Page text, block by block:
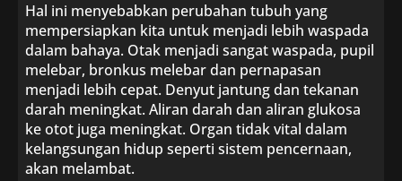
Hal ini menyebabkan perubahan tubuh yang
mempersiapkan kita untuk menjadi lebih waspada
dalam bahaya. Otak menjadi sangat waspada, pupil
melebar, bronkus melebar dan pernapasan
menjadi lebih cepat. Denyut jantung dan tekanan
darah meningkat. Aliran darah dan aliran glukosa
ke otot juga meningkat. Organ tidak vital dalam
kelangsungan hidup seperti sistem pencernaan,
akan melambat.